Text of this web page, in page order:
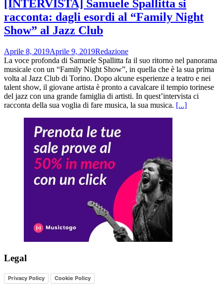
[INTERVISTA] Samuele Spallitta si
racconta: dagli esordi al “Family Night
Show” al Jazz Club
Aprile 8, 2019Aprile 9, 2019Redazione
La voce profonda di Samuele Spallitta fa il suo ritorno nel panorama
musicale con un “Family Night Show”, in quella che è la sua prima
volta al Jazz Club di Torino. Dopo alcune esperienze a teatro e nei
talent show, il giovane artista è pronto a cavalcare il tempio torinese
del jazz con una grande famiglia di artisti. In quest’intervista ci
racconta della sua voglia di fare musica, la sua musica. [...]
Legal
Privacy Policy Cookie Policy